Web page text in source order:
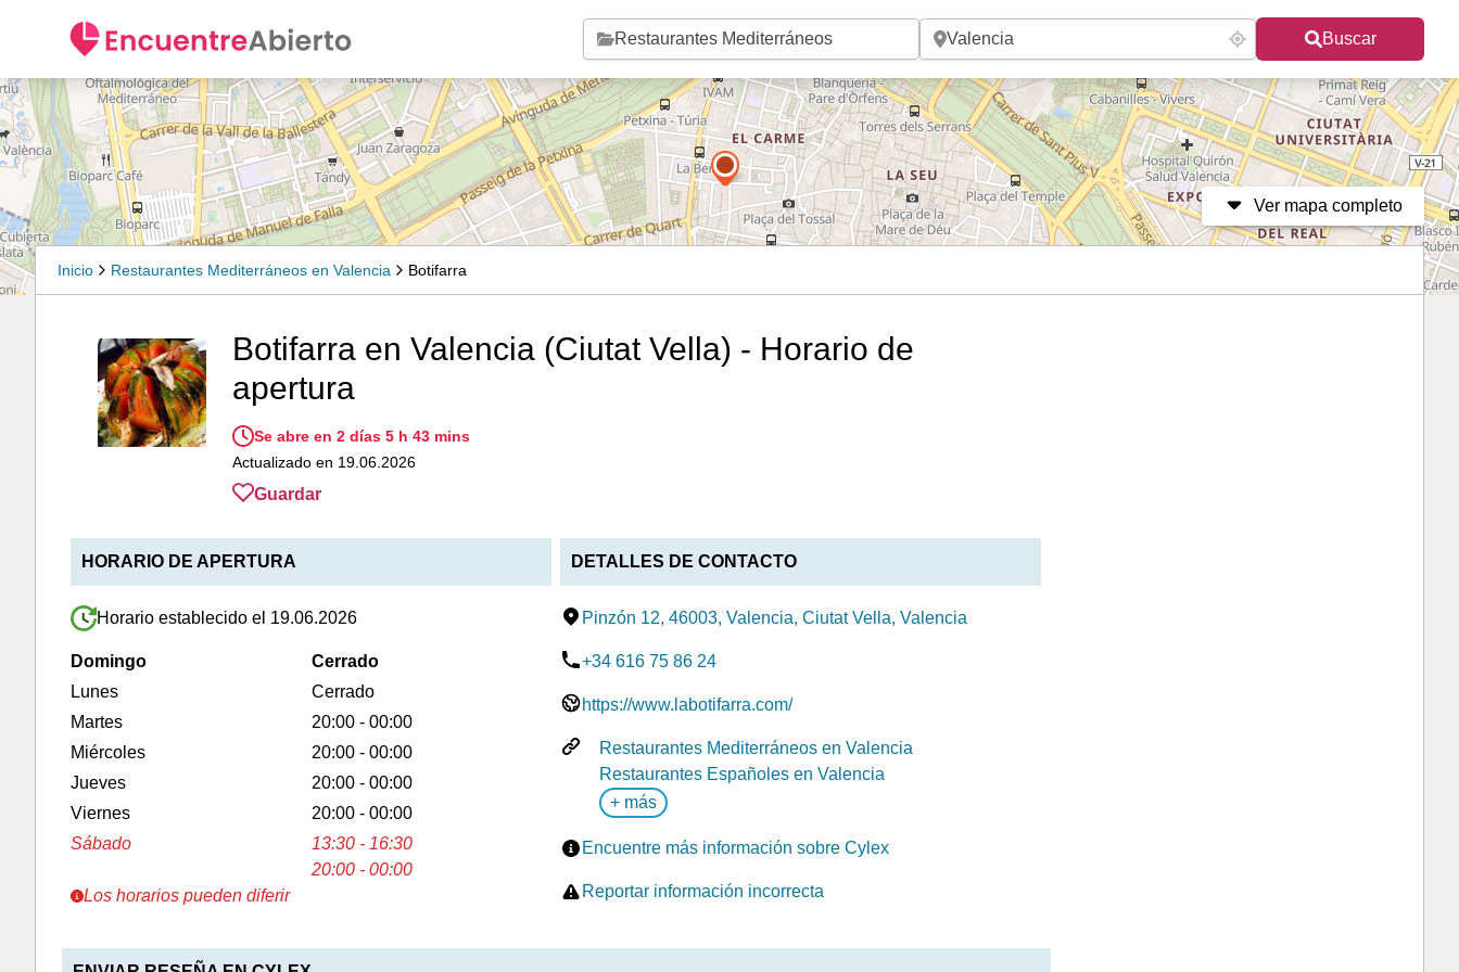
Buscar
Ver mapa completo
Inicio Restaurantes Mediterráneos en Valencia Botifarra
Botifarra en Valencia (Ciutat Vella) - Horario de
apertura
Se abre en 2 días 5 h 43 mins
Actualizado en 19.06.2026
Guardar
HORARIO DE APERTURA
Horario establecido el 19.06.2026
Domingo
Cerrado
Lunes
Cerrado
Martes
20:00 - 00:00
Miércoles
20:00 - 00:00
Jueves
20:00 - 00:00
Viernes
20:00 - 00:00
Sábado
13:30 - 16:30
20:00 - 00:00
Los horarios pueden diferir
DETALLES DE CONTACTO
Pinzón 12, 46003, Valencia, Ciutat Vella, Valencia
+34 616 75 86 24
https://www.labotifarra.com/
Restaurantes Mediterráneos en Valencia
Restaurantes Españoles en Valencia
+ más
Encuentre más información sobre Cylex
Reportar información incorrecta